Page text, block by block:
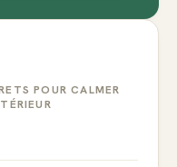
POUR CALMER